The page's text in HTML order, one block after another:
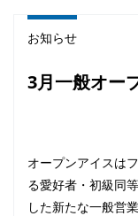
3月一般オー
お知らせ
オープンアイスは
る愛好者・初級同
した新たな一般営